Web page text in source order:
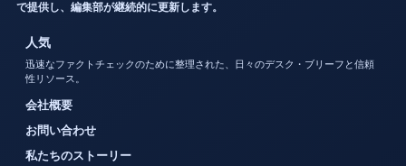
で提供し、編集部が継続的に更新します。
人気
迅速なファクトチェックのために整理された、日々のデスク・ブリーフと信頼
性リソース。
会社概要
お問い合わせ
私たちのストーリー